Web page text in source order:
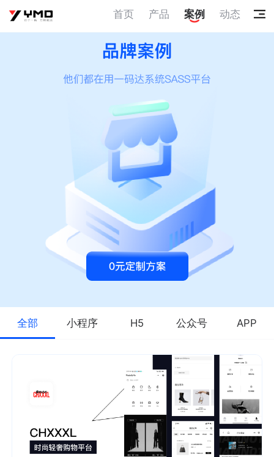
首页 产品 案例 动态
全部 小程序 H5 公众号 APP